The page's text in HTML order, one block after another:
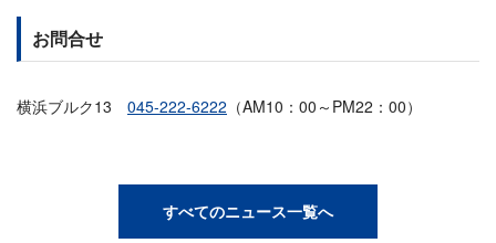
お問合せ
横浜ブルク13 045-222-6222 （AM10：00～PM22：00）
すべてのニュース一覧へ